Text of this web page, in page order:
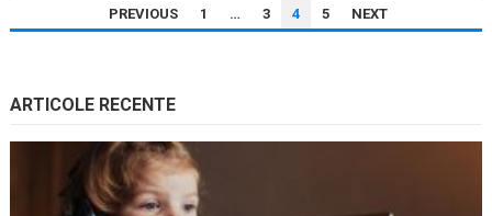
ARTICOLE
PREVIOUS 1 … 3 4 5 NEXT
ARTICOLE RECENTE